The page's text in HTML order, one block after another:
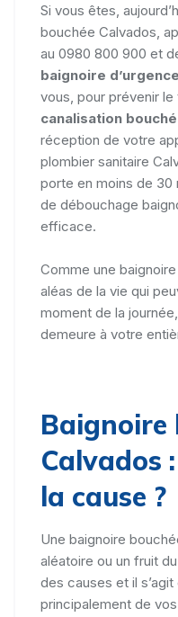
Si vous êtes,
bouchée Calvados,
au 0980 800 900 et
baignoire
vous, pour prévenir le
canalisation
réception de votre
plombier sanitaire
porte en moins de 30
de débouchage
efficace.
Comme une
aléas de la vie qui
moment de la
demeure à votre
Baignoire
Calvados
la cause ?
Une baignoire
aléatoire ou un fruit
des causes et il
principalement de